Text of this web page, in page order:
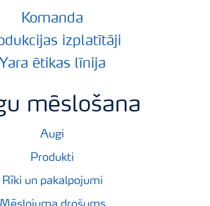
Komanda
izplatītāji
Yara ētikas līnija
mēslošana
Augi
Produkti
Rīki un pakalpojumi